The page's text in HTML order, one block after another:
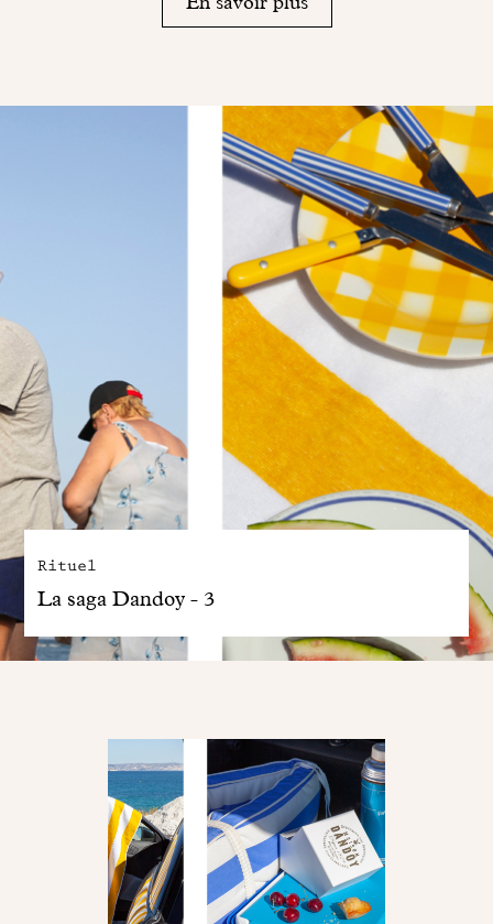
Rituel
La saga Dandoy - 3